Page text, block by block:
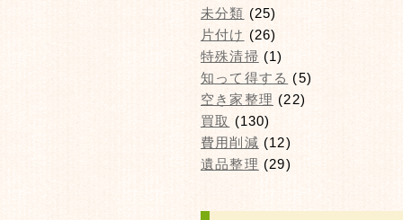
未分類 (25)
片付け (26)
特殊清掃 (1)
知って得する (5)
空き家整理 (22)
買取 (130)
費用削減 (12)
遺品整理 (29)